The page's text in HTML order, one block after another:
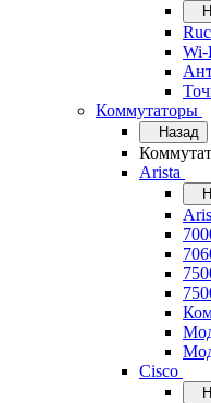
Wi-
Коммутаторы
Назад
Arista
Cisco